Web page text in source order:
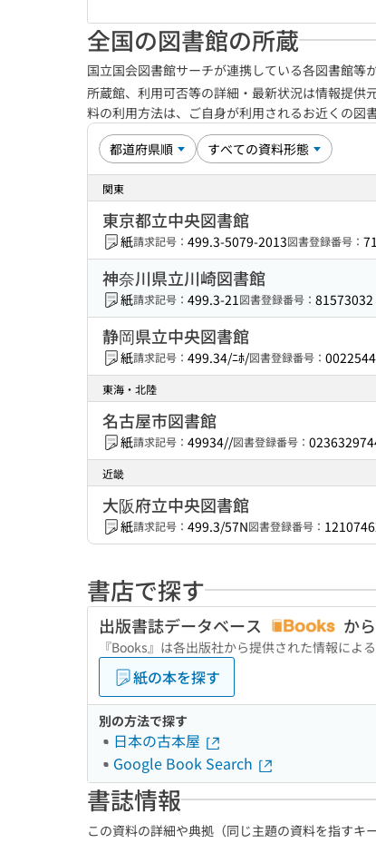
全国の図書館の所蔵
国立国会図書館サーチが連携している各図書館等
所蔵館、利用可否等の詳細・最新状況は情報提供
料の利用方法は、ご自身が利用されるお近くの図
関東
東京都立中央図書館
紙請求記号： 499.3-5079-2013図書登録番号：
神奈川県立川崎図書館
紙請求記号： 499.3-21図書登録番号： 81573032
静岡県立中央図書館
紙請求記号： 499.34/ﾆﾎ/図書登録番号：
東海・北陸
名古屋市図書館
紙請求記号： 49934//図書登録番号：
近畿
大阪府立中央図書館
紙請求記号： 499.3/57N図書登録番号：
書店で探す
出版書誌データベース か
『Books』は各出版社から提供された情報によ
紙の本を探す
別の方法で探す
日本の古本屋
Google Book Search
書誌情報
この資料の詳細や典拠（同じ主題の資料を指すキ